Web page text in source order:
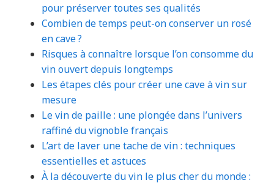
pour préserver toutes ses qualités
Combien de temps peut-on conserver un rosé
en cave ?
Risques à connaître lorsque l’on consomme du
vin ouvert depuis longtemps
Les étapes clés pour créer une cave à vin sur
mesure
Le vin de paille : une plongée dans l’univers
raffiné du vignoble français
L’art de laver une tache de vin : techniques
essentielles et astuces
À la découverte du vin le plus cher du monde :